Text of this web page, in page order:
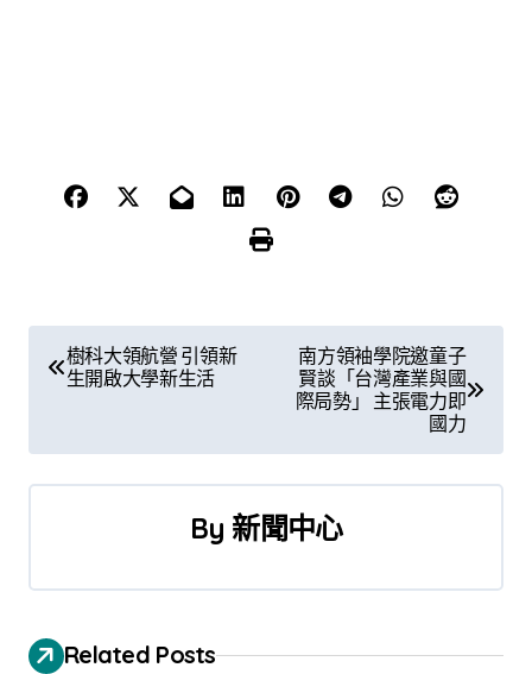
文
導
覽
樹科大領航營 引領新
生開啟大學新生活
南方領袖學院邀童子
賢談「台灣產業與國
際局勢」 主張電力即
國力
By 新聞中心
Related Posts